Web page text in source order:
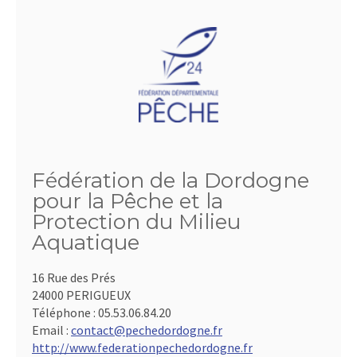
Fédération de la Dordogne
pour la Pêche et la
Protection du Milieu
Aquatique
16 Rue des Prés
24000 PERIGUEUX
Téléphone : 05.53.06.84.20
Email : contact@pechedordogne.fr
http://www.federationpechedordogne.fr